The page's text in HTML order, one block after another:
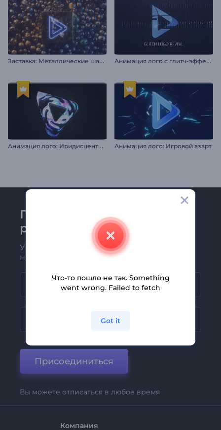
З
аставка: Металлические шары А
нимация лого с глитч-эффектом
А
нимация лого: Иридисцентный эффект Анимация лого: Игровой азарт
Присоединяйтесь к
рассылке Renderforest
Узнавайте о последних новостях и
новых предложениях первыми
Присоединиться
Вы можете отписаться в любое время
Компания
Что-то пошло не так. Something
went wrong. Failed to fetch
Got it